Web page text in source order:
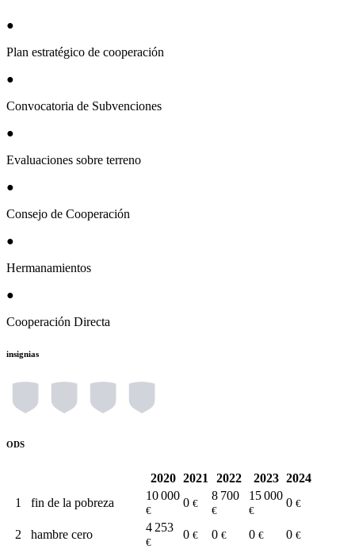
●
Plan estratégico de cooperación
●
Convocatoria de Subvenciones
●
Evaluaciones sobre terreno
●
Consejo de Cooperación
●
Hermanamientos
●
Cooperación Directa
insignias
ODS
2020 2021 2022 2023 2024
1
fin de la pobreza
10 000
€
0 €
8 700
€
15 000
€
0 €
2 hambre cero
4 253
€
0 € 0 € 0 € 0 €